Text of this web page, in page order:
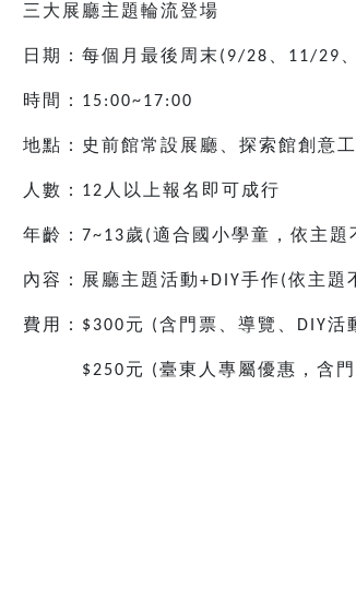
三大展廳主題輪流登場
日期：每個月最後周末 (9/28 11/29
時間： 15:00~17:00
地點：史前館常設展廳、探索館創意
人數： 12 人以上報名即可成行
年齡： 7~13歲(適合國小學童，依主題
內容：展廳主題活動+DIY手作(依主題
費用： $300元 (含門票、導覽、 DIY活
$250元 (臺東人專屬優惠，含門